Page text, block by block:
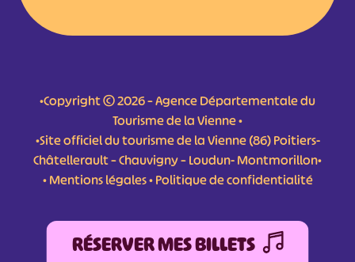
•Copyright © 2026 – Agence Départementale du
Tourisme de la Vienne •
•Site officiel du tourisme de la Vienne (86) Poitiers-
Châtellerault – Chauvigny – Loudun- Montmorillon•
•Mentions légales•Politique de confidentialité
RÉSERVER MES BILLETS